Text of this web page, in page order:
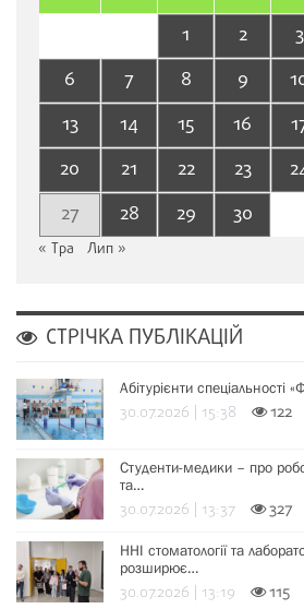
1 2 3
6
7 8 9
13
14 15 16
20
21 22 23
27
28 29 30
« Тра Лип »
СТРІЧКА ПУБЛІКАЦІЙ
Абітурієнти спеціальності
30.07.2026 | 15:38 122
Студенти-медики – про
та…
30.07.2026 | 13:37 327
ННІ стоматології та
розширює…
30.07.2026 | 13:19 115